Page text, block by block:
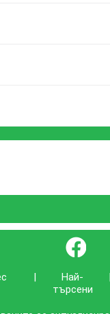
}
|
Най-
търсени
|